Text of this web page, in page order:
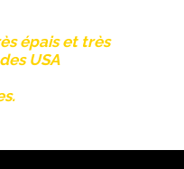
épais et très
USA